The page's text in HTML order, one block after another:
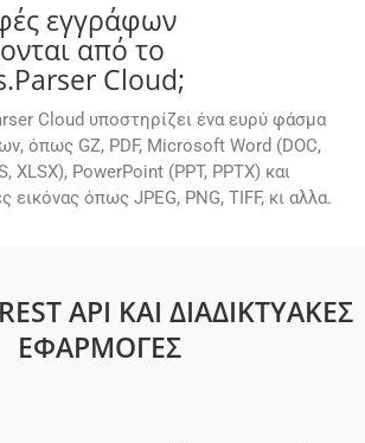
εγγράφων
από το
Cloud;
Cloud υποστηρίζει ένα ευρύ φάσμα
όπως GZ, PDF, Microsoft Word (DOC,
XLSX), PowerPoint (PPT, PPTX) και
όπως JPEG, PNG, TIFF, κι αλλα.
API ΚΑΙ ΔΙΑΔΙΚΤΥΑΚΈΣ
ΕΦΑΡΜΟΓΈΣ